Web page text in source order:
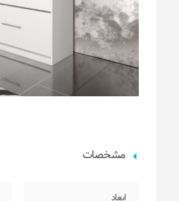
مشخصات
ابعاد